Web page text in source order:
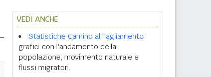
VEDI ANCHE
Statistiche Camino al Tagliamento
grafici con l'andamento della
popolazione, movimento naturale e
flussi migratori.